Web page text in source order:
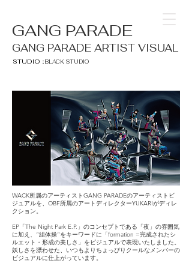
GANG PARADE
GANG PARADE ARTIST VISUAL
STUDIO：BLACK STUDIO
WACK所属のアーティストGANG PARADEのアーティストビ
ジュアルを、OBF所属のアートディレクターYUKARIがディレ
クション。
EP「The Night Park E.P.」のコンセプトである「夜」の雰囲気
に加え、“組体操”をキーワードに「formation =完成されたシ
ルエット・形成の美しさ」をビジュアルで表現いたしました。
妖しさを漂わせた、いつもよりちょっぴりクールなメンバーの
ビジュアルに仕上がっています。